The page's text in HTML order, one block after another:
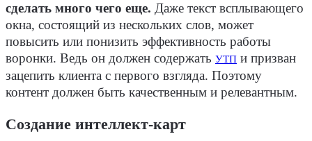
сделать много чего еще. Даже текст всплывающего
окна, состоящий из нескольких слов, может
повысить или понизить эффективность работы
воронки. Ведь он должен содержать УТП и призван
зацепить клиента с первого взгляда. Поэтому
контент должен быть качественным и релевантным.
Создание интеллект-карт